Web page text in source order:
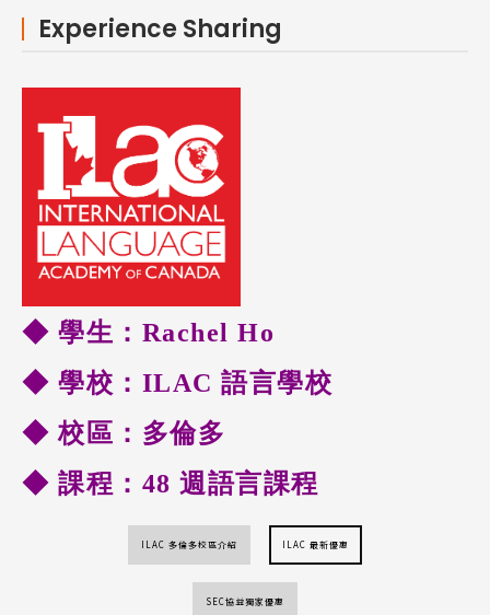
Experience Sharing
◆ 學生：Rachel Ho
◆ 學校：ILAC 語言學校
◆校區：多倫多
◆ 課程：48 週語言課程
ILAC 多倫多校區介紹 ILAC 最新優惠
SEC協益獨家優惠